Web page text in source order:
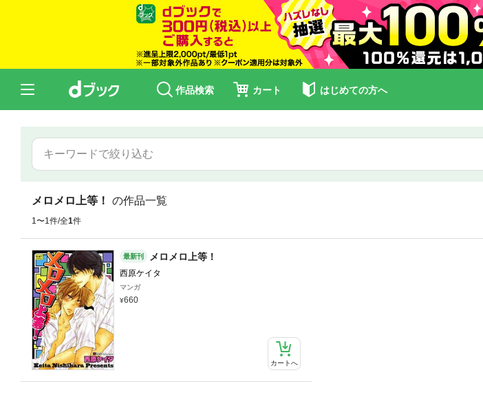
作品検索 カート はじめての方へ
メロメロ上等！ の作品一覧
1〜1件/全1件
最新刊 メロメロ上等！
西原ケイタ
マンガ
660
カートへ